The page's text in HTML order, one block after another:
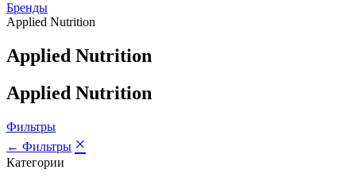
Бренды
Applied Nutrition
Applied Nutrition
Applied Nutrition
Фильтры
← Фильтры ×
Категории